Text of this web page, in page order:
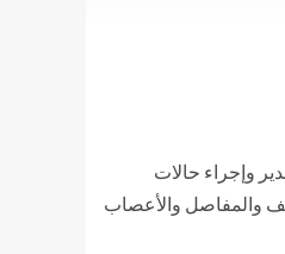
وإجراء حالات
والمفاصل والأعصاب